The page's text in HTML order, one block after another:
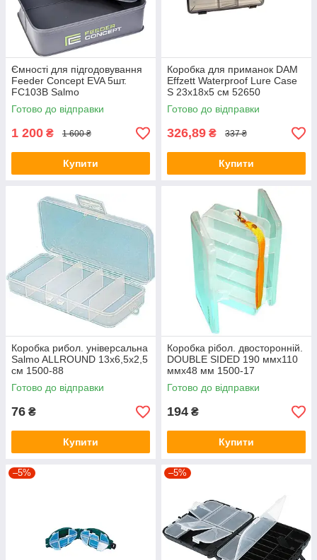
Ємності для підгодовування
Feeder Concept EVA 5шт.
FC103B Salmo
Готово до відправки
1 200 ₴ 1 600 ₴
Купити
Коробка для приманок DAM
Effzett Waterproof Lure Case
S 23х18х5 см 52650
Готово до відправки
326,89 ₴ 337 ₴
Купити
Коробка рибол. універсальна
Salmo ALLROUND 13х6,5х2,5
см 1500-88
Готово до відправки
76 ₴
Купити
Коробка рібол. двосторонній.
DOUBLE SIDED 190 ммх110
ммх48 мм 1500-17
Готово до відправки
194 ₴
Купити
–5% –5%